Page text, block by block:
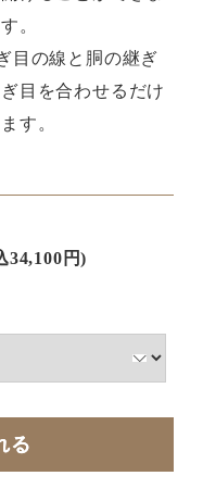
。
目の線と胴の継ぎ
目を合わせるだけ
す。
34,100円)